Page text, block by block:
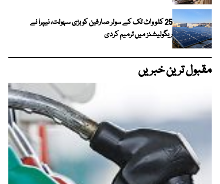
25 کلو واٹ تک کے سولر صارفین کو بڑی سہولت، نیپرا نے
ریگولیشنز میں ترمیم کردی
مقبول ترین خبریں